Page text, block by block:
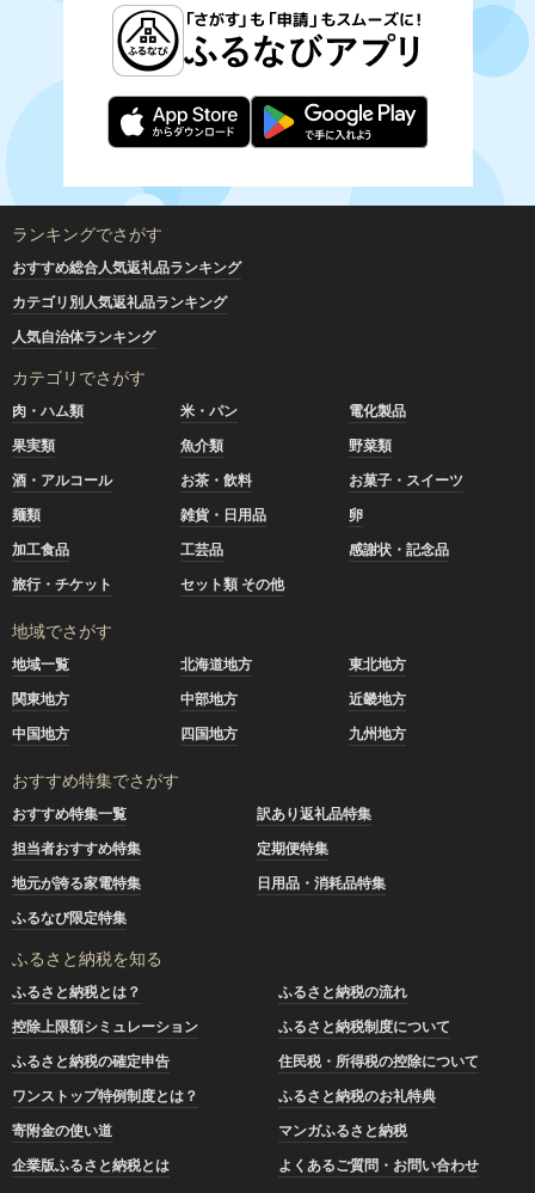
ランキングでさがす
おすすめ総合人気返礼品ランキング
カテゴリ別人気返礼品ランキング
人気自治体ランキング
カテゴリでさがす
肉・ハム類 米・パン
電化製品
果実類
魚介類
野菜類
酒・アルコール
お茶・飲料
お菓子・スイーツ
麺類
雑貨・日用品
卵
加工食品
工芸品
感謝状・記念品
旅行・チケット
セット類 その他
地域でさがす
地域一覧 北海道地方
東北地方
関東地方
中部地方
近畿地方
中国地方
四国地方 九州地方
おすすめ特集でさがす
おすすめ特集一覧
訳あり返礼品特集
担当者おすすめ特集
定期便特集
地元が誇る家電特集
日用品・消耗品特集
ふるなび限定特集
ふるさと納税を知る
ふるさと納税とは？
ふるさと納税の流れ
控除上限額シミュレーション
ふるさと納税制度について
ふるさと納税の確定申告
住民税・所得税の控除について
ワンストップ特例制度とは？
ふるさと納税のお礼特典
寄附金の使い道
マンガふるさと納税
企業版ふるさと納税とは
よくあるご質問・お問い合わせ